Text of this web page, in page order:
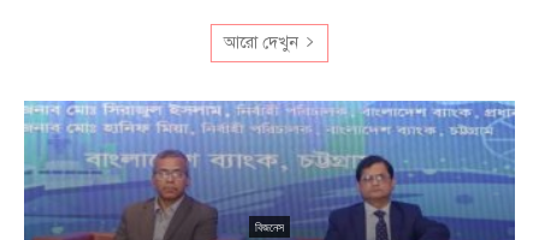
আরো দেখুন
বিজনেস